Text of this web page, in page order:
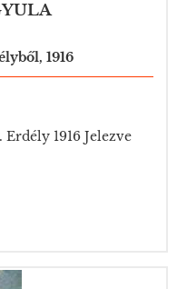
1916
1916 Jelezve